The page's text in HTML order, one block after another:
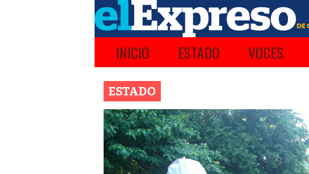
INICIO ESTADO VOCES
ESTADO